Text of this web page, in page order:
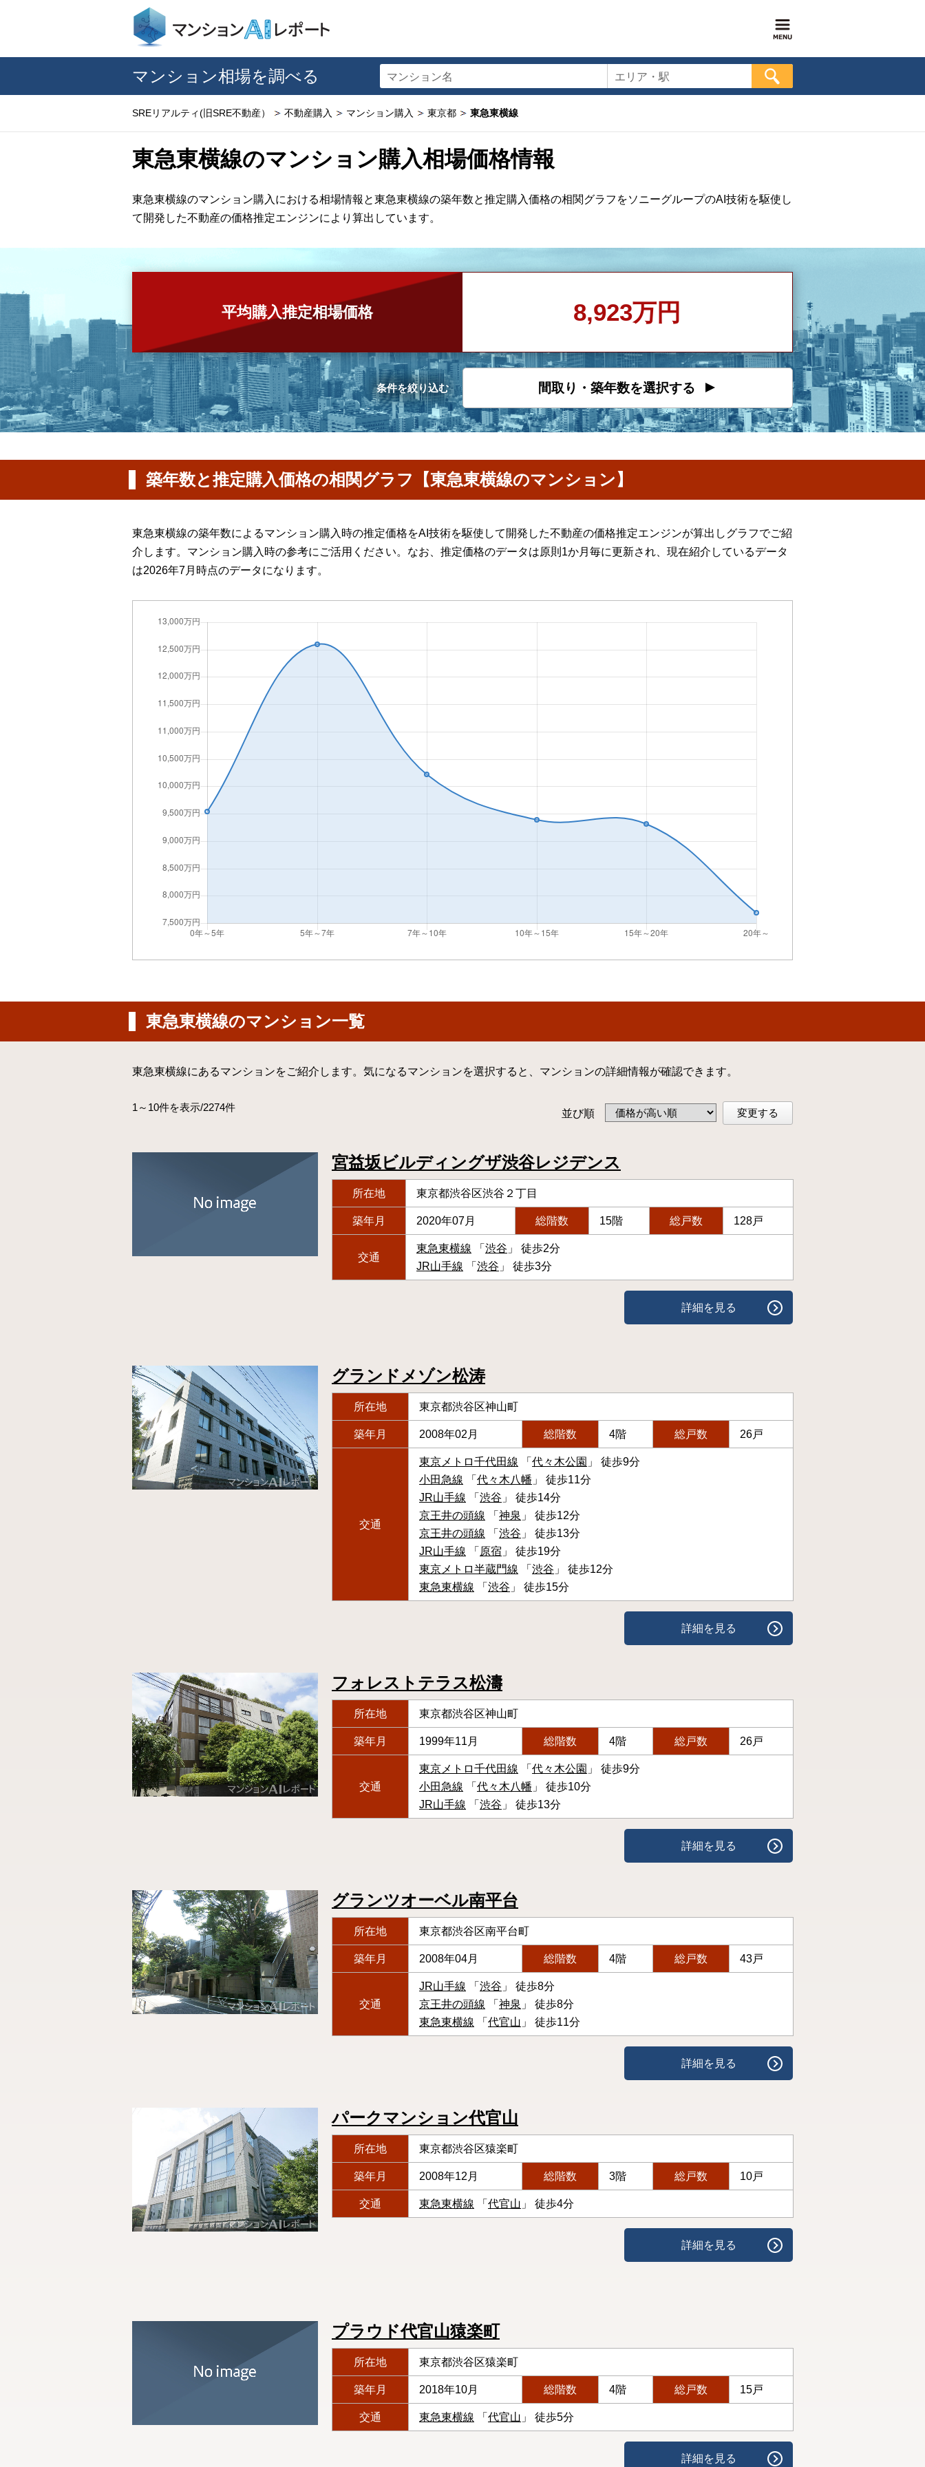
マンション相場を調べる マンション名 エリア・駅
SREリアルティ(旧SRE不動産） 不動産購入 マンション購入 東京都 東急東横線
東急東横線のマンション購入相場価格情報
東急東横線のマンション購入における相場情報と東急東横線の築年数と推定購入価格の相関グラフをソニーグループのAI技術を駆使し
て開発した不動産の価格推定エンジンにより算出しています。
平均購入推定相場価格 8,923万円
条件を絞り込む 間取り・築年数を選択する
築年数と推定購入価格の相関グラフ【東急東横線のマンション】
東急東横線の築年数によるマンション購入時の推定価格をAI技術を駆使して開発した不動産の価格推定エンジンが算出しグラフでご紹
介します。マンション購入時の参考にご活用ください。なお、推定価格のデータは原則1か月毎に更新され、現在紹介しているデータ
は2026年7月時点のデータになります。
東急東横線のマンション一覧
東急東横線にあるマンションをご紹介します。気になるマンションを選択すると、マンションの詳細情報が確認できます。
1～10件を表示/2274件 並び順 変更する
宮益坂ビルディングザ渋谷レジデンス
所在地 東京都渋谷区渋谷２丁目
築年月 2020年07月 総階数 15階 総戸数 128戸
交通
東急東横線 「 渋谷 」 徒歩2分
JR山手線 「 渋谷 」 徒歩3分
詳細を見る
グランドメゾン松涛
所在地 東京都渋谷区神山町
築年月 2008年02月 総階数 4階 総戸数 26戸
交通
東京メトロ千代田線 「 代々木公園 」 徒歩9分
小田急線 「 代々木八幡 」 徒歩11分
JR山手線 「 渋谷 」 徒歩14分
京王井の頭線 「 神泉 」 徒歩12分
京王井の頭線 「 渋谷 」 徒歩13分
JR山手線 「 原宿 」 徒歩19分
東京メトロ半蔵門線 「 渋谷 」 徒歩12分
東急東横線 「 渋谷 」 徒歩15分
詳細を見る
フォレストテラス松濤
所在地 東京都渋谷区神山町
築年月 1999年11月 総階数 4階 総戸数 26戸
交通
東京メトロ千代田線 「 代々木公園 」 徒歩9分
小田急線 「 代々木八幡 」 徒歩10分
JR山手線 「 渋谷 」 徒歩13分
詳細を見る
グランツオーベル南平台
所在地 東京都渋谷区南平台町
築年月 2008年04月 総階数 4階 総戸数 43戸
交通
JR山手線 「 渋谷 」 徒歩8分
京王井の頭線 「 神泉 」 徒歩8分
東急東横線 「 代官山 」 徒歩11分
詳細を見る
パークマンション代官山
所在地 東京都渋谷区猿楽町
築年月 2008年12月 総階数 3階 総戸数 10戸
交通 東急東横線 「 代官山 」 徒歩4分
詳細を見る
プラウド代官山猿楽町
所在地 東京都渋谷区猿楽町
築年月 2018年10月 総階数 4階 総戸数 15戸
交通 東急東横線 「 代官山 」 徒歩5分
詳細を見る